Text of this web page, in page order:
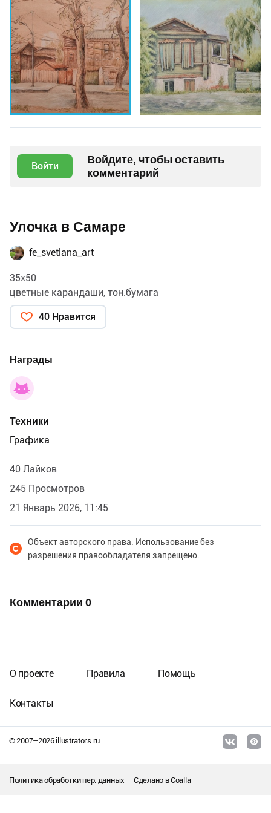
Войти
Войдите, чтобы оставить
комментарий
Улочка в Самаре
fe_svetlana_art
35х50
цветные карандаши, тон.бумага
40 Нравится
Награды
Техники
Графика
40 Лайков
245 Просмотров
21 Январь 2026, 11:45
Объект авторского права. Использование без
разрешения правообладателя запрещено.
Комментарии 0
© 2007–2026illustrators.ru
О проекте Правила Помощь
Контакты
Политика обработки пер. данных Сделано вCoalla